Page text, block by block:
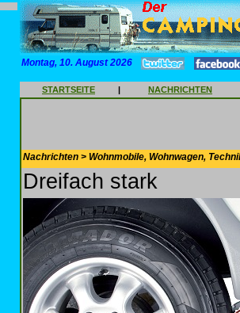
Montag, 10. August 2026
STARTSEITE | NACHRICHTEN
Nachrichten > Wohnmobile, Wohnwagen,
Dreifach stark